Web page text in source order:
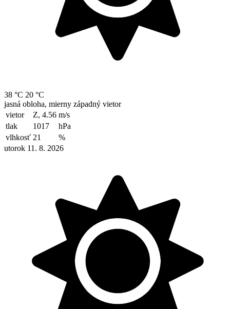
38 °C 20 °C
jasná obloha, mierny západný vietor
vietor
Z, 4.56 m/s
tlak
1017
hPa
vlhkosť 21
%
utorok 11. 8. 2026